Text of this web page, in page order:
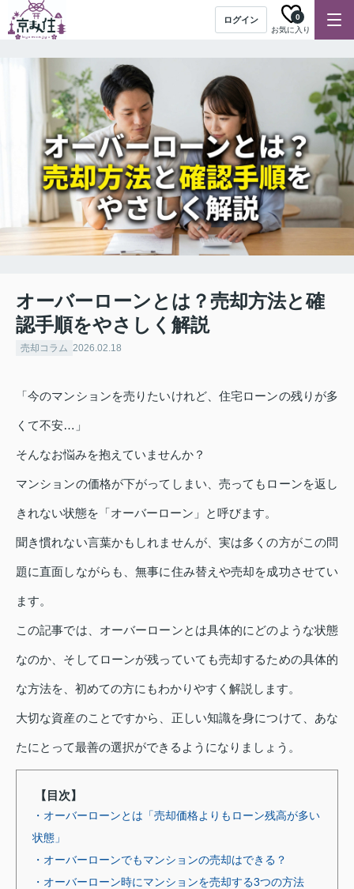
ログイン
お気に入り
0
オーバーローンとは？売却方法と確
認手順をやさしく解説
売却コラム 2026.02.18
「今のマンションを売りたいけれど、住宅ローンの残りが多
くて不安…」
そんなお悩みを抱えていませんか？
マンションの価格が下がってしまい、売ってもローンを返し
きれない状態を「オーバーローン」と呼びます。
聞き慣れない言葉かもしれませんが、実は多くの方がこの問
題に直面しながらも、無事に住み替えや売却を成功させてい
ます。
この記事では、オーバーローンとは具体的にどのような状態
なのか、そしてローンが残っていても売却するための具体的
な方法を、初めての方にもわかりやすく解説します。
大切な資産のことですから、正しい知識を身につけて、あな
たにとって最善の選択ができるようになりましょう。
【目次】
・オーバーローンとは「売却価格よりもローン残高が多い
状態」
・オーバーローンでもマンションの売却はできる？
・オーバーローン時にマンションを売却する3つの方法